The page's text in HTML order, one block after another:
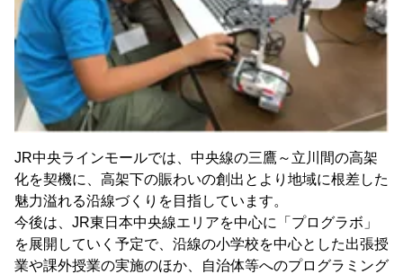
JR中央ラインモールでは、中央線の三鷹～立川間の高架
化を契機に、高架下の賑わいの創出とより地域に根差した
魅力溢れる沿線づくりを目指しています。
今後は、JR東日本中央線エリアを中心に「プログラボ」
を展開していく予定で、沿線の小学校を中心とした出張授
業や課外授業の実施のほか、自治体等へのプログラミング